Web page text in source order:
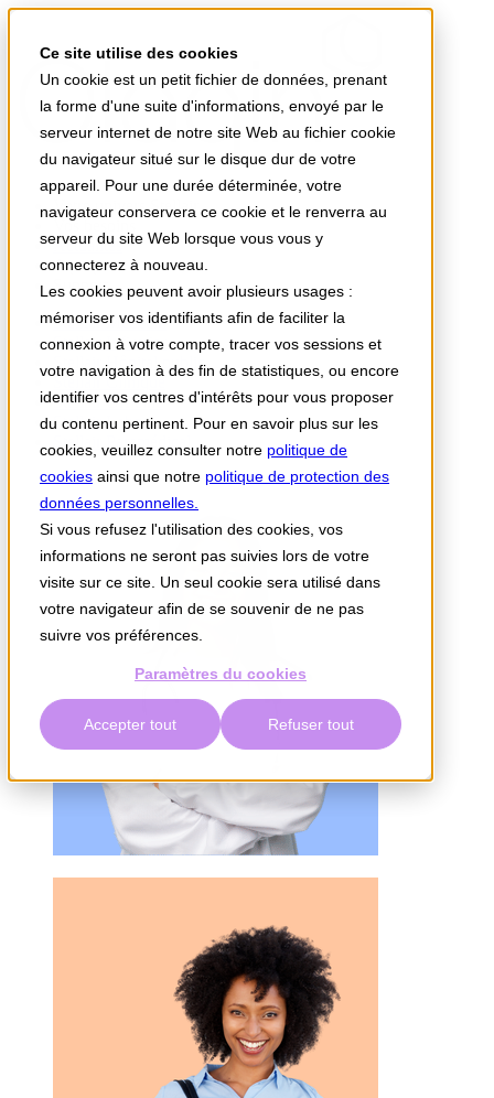
Ce site utilise des cookies
Un cookie est un petit fichier de données, prenant
la forme d'une suite d'informations, envoyé par le
serveur internet de notre site Web au fichier cookie
du navigateur situé sur le disque dur de votre
appareil. Pour une durée déterminée, votre
navigateur conservera ce cookie et le renverra au
serveur du site Web lorsque vous vous y
connecterez à nouveau.
Les cookies peuvent avoir plusieurs usages :
mémoriser vos identifiants afin de faciliter la
connexion à votre compte, tracer vos sessions et
votre navigation à des fin de statistiques, ou encore
identifier vos centres d'intérêts pour vous proposer
du contenu pertinent. Pour en savoir plus sur les
cookies, veuillez consulter notre politique de
cookies ainsi que notre politique de protection des
données personnelles.
Si vous refusez l'utilisation des cookies, vos
informations ne seront pas suivies lors de votre
visite sur ce site. Un seul cookie sera utilisé dans
votre navigateur afin de se souvenir de ne pas
suivre vos préférences.
Paramètres du cookies
Accepter tout Refuser tout
Votre univers Stellair
Vos besoins
Actualités
A propos
Support
Stellair Médecin
Stellair Infirmier
Stellair Hôpital public
Stellair Clinique
Stellair Officine
Stellair Labo
Stellair Paramédical